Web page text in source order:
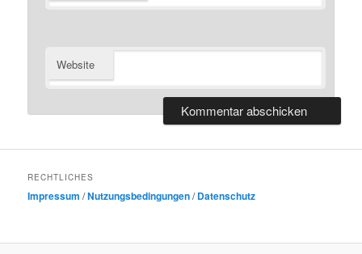
Website
RECHTLICHES
Impressum /Nutzungsbedingungen/Datenschutz